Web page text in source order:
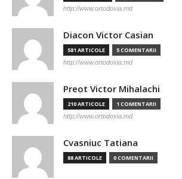
http://www.ortodoxia.md
Diacon Victor Casian
581 ARTICOLE 5 COMENTARII
http://www.ortodoxia.md
Preot Victor Mihalachi
210 ARTICOLE 1 COMENTARII
http://www.ortodoxia.md
Cvasniuc Tatiana
88 ARTICOLE 0 COMENTARII